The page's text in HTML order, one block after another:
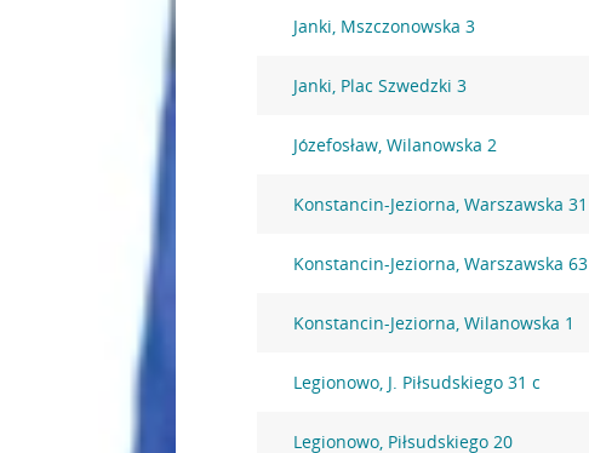
Janki, Mszczonowska 3
Janki, Plac Szwedzki 3
Józefosław, Wilanowska 2
Konstancin-Jeziorna, Warszawska 31
Konstancin-Jeziorna, Warszawska 63
Konstancin-Jeziorna, Wilanowska 1
Legionowo, J. Piłsudskiego 31 c
Legionowo, Piłsudskiego 20